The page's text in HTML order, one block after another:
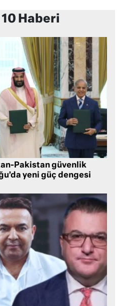
Haberi
Pakistan güvenlik
yeni güç dengesi